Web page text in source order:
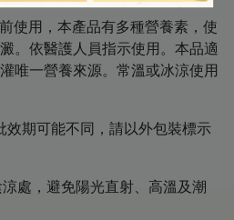
使用，本產品有多種營養素，使
。依醫護人員指示使用。本品適
唯一營養來源。常溫或冰涼使用
效期可能不同，請以外包裝標示
處，避免陽光直射、高溫及潮